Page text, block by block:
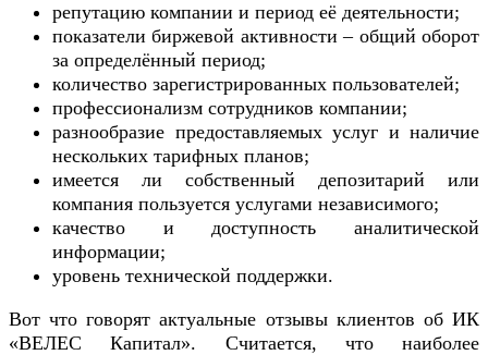
репутацию компании и период её деятельности;
показатели биржевой активности – общий оборот
за определённый период;
количество зарегистрированных пользователей;
профессионализм сотрудников компании;
разнообразие предоставляемых услуг и наличие
нескольких тарифных планов;
имеется ли собственный депозитарий или
компания пользуется услугами независимого;
качество и доступность аналитической
информации;
уровень технической поддержки.
Вот что говорят актуальные отзывы клиентов об ИК
«ВЕЛЕС Капитал». Считается, что наиболее